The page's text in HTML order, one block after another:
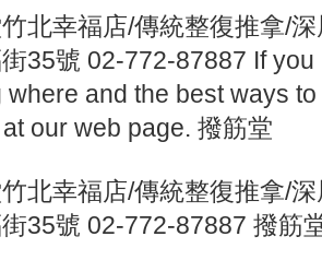
北幸福店/傳統整復推拿/
35號 02-772-87887 If
where and the best ways
our web page. 撥筋堂
北幸福店/傳統整復推拿/
35號 02-772-87887 撥筋